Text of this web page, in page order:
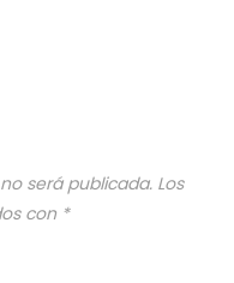
será publicada. Los
con *